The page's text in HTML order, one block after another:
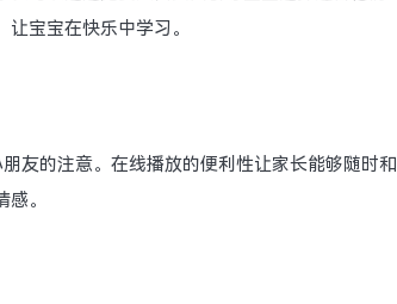
宝宝在快乐中学习。
友的注意。在线播放的便利性让家长能够随时和
。